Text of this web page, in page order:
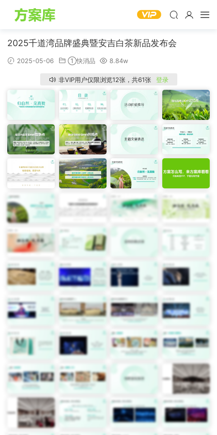
2025千道湾品牌盛典暨安吉白茶新品发布会
2025-05-06 ①快消品 8.84w
非VIP用户仅限浏览12张，共61张 登录